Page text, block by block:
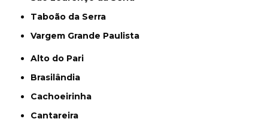
Taboão da Serra
Vargem Grande Paulista
Alto do Pari
Brasilândia
Cachoeirinha
Cantareira